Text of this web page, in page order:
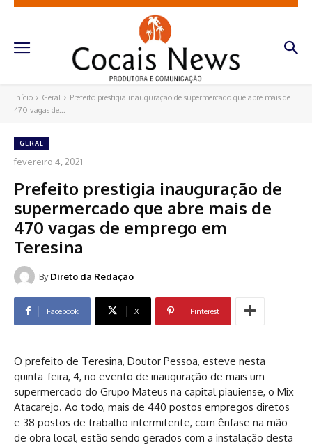
Início Geral
Prefeito prestigia inauguração de supermercado que abre mais de
470 vagas de...
GERAL
fevereiro 4, 2021
Prefeito prestigia inauguração de
supermercado que abre mais de
470 vagas de emprego em
Teresina
By Direto da Redação
Facebook X Pinterest
O prefeito de Teresina, Doutor Pessoa, esteve nesta
quinta-feira, 4, no evento de inauguração de mais um
supermercado do Grupo Mateus na capital piauiense, o Mix
Atacarejo. Ao todo, mais de 440 postos empregos diretos
e 38 postos de trabalho intermitente, com ênfase na mão
de obra local, estão sendo gerados com a instalação desta